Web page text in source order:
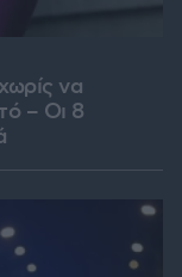
να
– Οι 8